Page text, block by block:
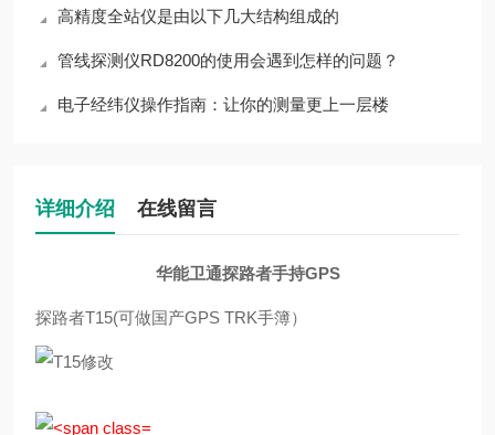
高精度全站仪是由以下几大结构组成的
管线探测仪RD8200的使用会遇到怎样的问题？
电子经纬仪操作指南：让你的测量更上一层楼
详细介绍 在线留言
华能卫通探路者手持GPS
探路者T15(可做国产GPS TRK手簿）